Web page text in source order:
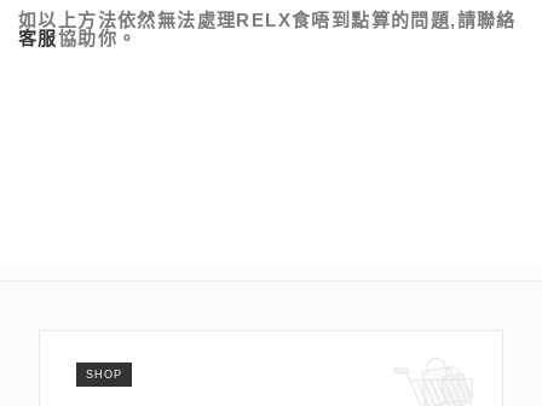
如以上方法依然無法處理RELX食唔到點算的問題,請聯絡
客服協助你。
SHOP